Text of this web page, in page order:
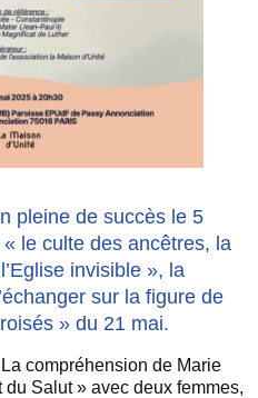
pleine de succès le 5
le culte des ancêtres, la
invisible », la
sur la figure de
» du 21 mai.
compréhension de Marie
Salut » avec deux femmes,